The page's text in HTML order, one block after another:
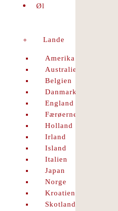
Øl
Lande
Amerika
Australien
Belgien
Danmark
England
Færøerne
Holland
Irland
Island
Italien
Japan
Norge
Kroatien
Skotland